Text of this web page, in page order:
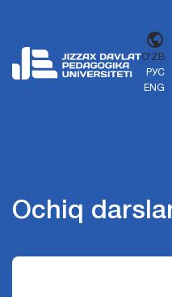
O'ZB
РУС
ENG
Ochiq